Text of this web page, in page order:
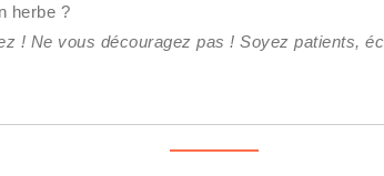
herbe ?
! Ne vous découragez pas ! Soyez patients,